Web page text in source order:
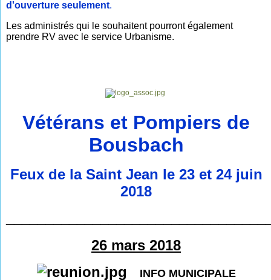
d'ouverture seulement.
Les administrés qui le souhaitent pourront également
prendre RV avec le service Urbanisme.
Vétérans et Pompiers de
Bousbach
Feux de la Saint Jean le 23 et 24 juin
2018
26 mars 2018
INFO MUNICIPALE